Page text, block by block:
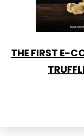
THE FIRST E-